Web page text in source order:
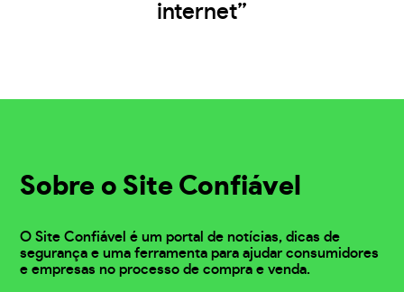
internet”
Sobre o Site Confiável
O Site Confiável é um portal de notícias, dicas de
segurança e uma ferramenta para ajudar consumidores
e empresas no processo de compra e venda.